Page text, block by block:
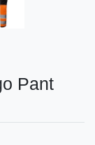
Pant